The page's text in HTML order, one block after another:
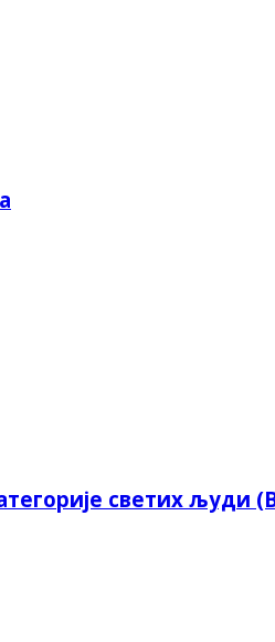
светих људи